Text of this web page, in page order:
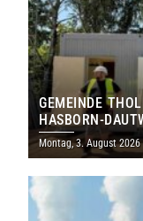
GEMEINDE
HASBORN-
MILLIONEN EURO
Montag, 3. August 2026